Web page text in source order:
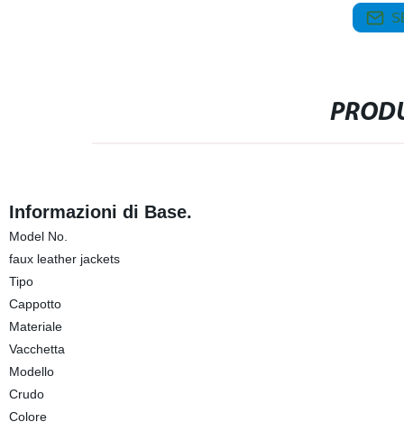
Informazioni di Base.
Model No.
faux leather jackets
Tipo
Cappotto
Materiale
Vacchetta
Modello
Crudo
Colore